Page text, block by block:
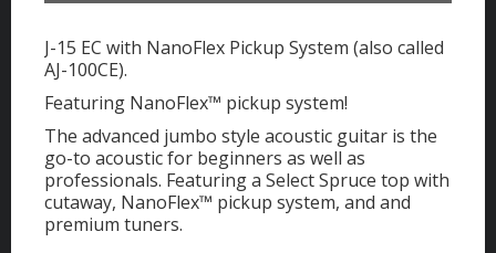
J-15 EC with NanoFlex Pickup System (also called
AJ-100CE).
Featuring NanoFlex™ pickup system!
The advanced jumbo style acoustic guitar is the
go-to acoustic for beginners as well as
professionals. Featuring a Select Spruce top with
cutaway, NanoFlex™ pickup system, and and
premium tuners.